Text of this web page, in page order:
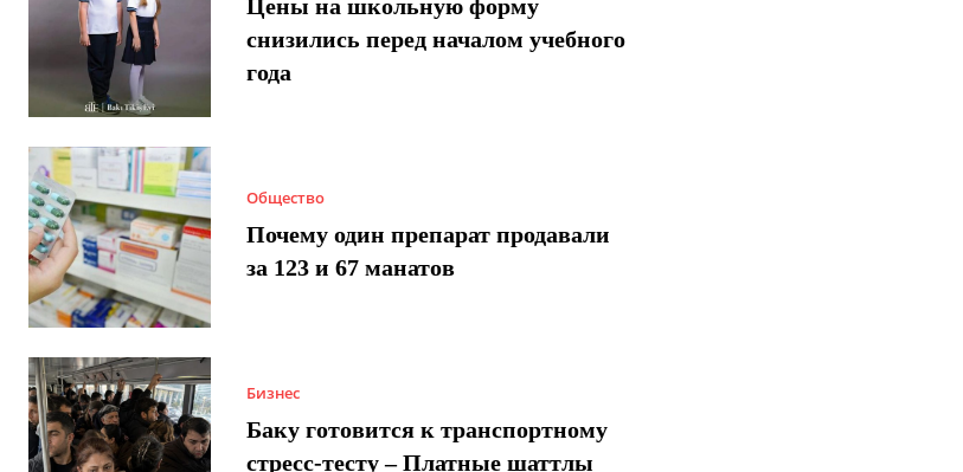
Цены на школьную форму
снизились перед началом учебного
года
Общество
Почему один препарат продавали
за 123 и 67 манатов
Бизнес
Баку готовится к транспортному
стресс-тесту – Платные шаттлы